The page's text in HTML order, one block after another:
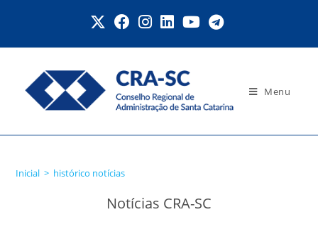
Menu
Inicial > histórico notícias
Notícias CRA-SC